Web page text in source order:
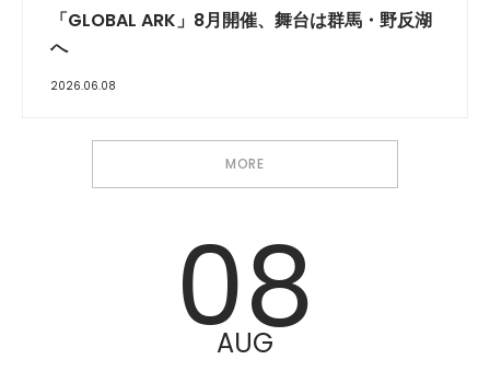
「GLOBAL ARK」8月開催、舞台は群馬・野反湖
へ
2026.06.08
MORE
08
AUG